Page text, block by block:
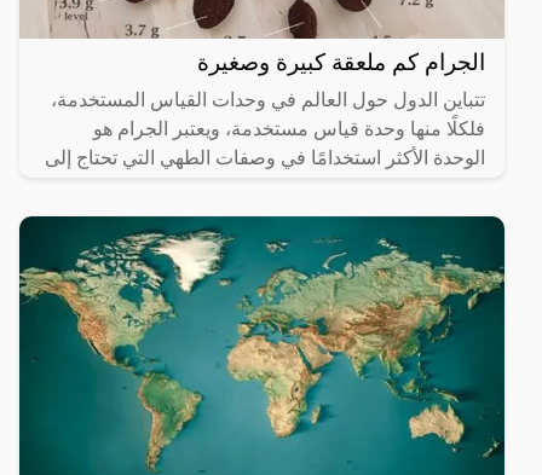
الجرام كم ملعقة كبيرة وصغيرة
تتباين الدول حول العالم في وحدات القياس المستخدمة،
فلكلًا منها وحدة قياس مستخدمة، ويعتبر الجرام هو
الوحدة الأكثر استخدامًا في وصفات الطهي التي تحتاج إلى